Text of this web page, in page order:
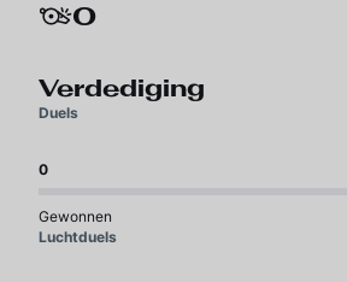
0
Verdediging
Duels
0
Gewonnen
Luchtduels